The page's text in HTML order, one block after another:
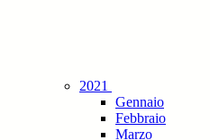
2021
Gennaio
Febbraio
Marzo